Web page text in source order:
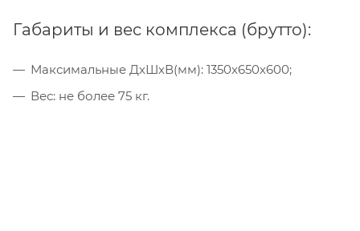
Габариты и вес комплекса (брутто):
Максимальные ДхШхВ(мм): 1350x650x600;
Вес: не более 75 кг.